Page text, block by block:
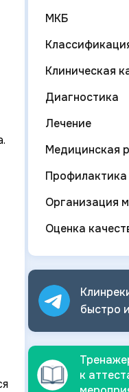
МКБ
Клиническая
Диагностика
Лечение
Медицинская
Профилактика
Организация
Оценка
быстро и
к